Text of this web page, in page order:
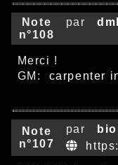
Note
n°108
par
Merci !
GM: carpenter
Note
n°107
par